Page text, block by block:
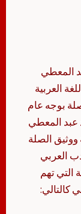
المعطي
العربية
بوجه عام
عبد المعطي
الصلة
العربي
التي تهم
كالتالي: